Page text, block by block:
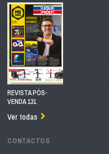
REVISTA PÓS-
VENDA 131
Ver todas
CONTACTOS